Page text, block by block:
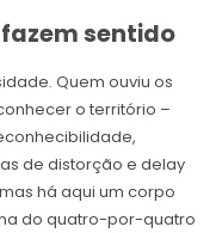
sentido
Quem ouviu os
o território –
de distorção e delay
há aqui um corpo
do quatro-por-quatro